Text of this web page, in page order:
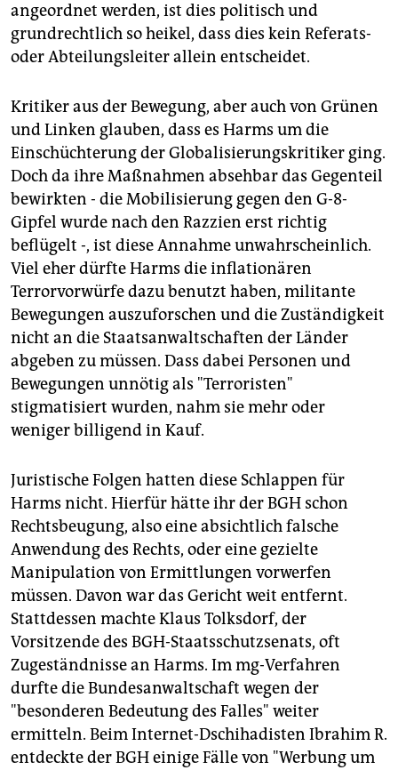
angeordnet werden, ist dies politisch und
grundrechtlich so heikel, dass dies kein Referats-
oder Abteilungsleiter allein entscheidet.
Kritiker aus der Bewegung, aber auch von Grünen
und Linken glauben, dass es Harms um die
Einschüchterung der Globalisierungskritiker ging.
Doch da ihre Maßnahmen absehbar das Gegenteil
bewirkten - die Mobilisierung gegen den G-8-
Gipfel wurde nach den Razzien erst richtig
beflügelt -, ist diese Annahme unwahrscheinlich.
Viel eher dürfte Harms die inflationären
Terrorvorwürfe dazu benutzt haben, militante
Bewegungen auszuforschen und die Zuständigkeit
nicht an die Staatsanwaltschaften der Länder
abgeben zu müssen. Dass dabei Personen und
Bewegungen unnötig als "Terroristen"
stigmatisiert wurden, nahm sie mehr oder
weniger billigend in Kauf.
Juristische Folgen hatten diese Schlappen für
Harms nicht. Hierfür hätte ihr der BGH schon
Rechtsbeugung, also eine absichtlich falsche
Anwendung des Rechts, oder eine gezielte
Manipulation von Ermittlungen vorwerfen
müssen. Davon war das Gericht weit entfernt.
Stattdessen machte Klaus Tolksdorf, der
Vorsitzende des BGH-Staatsschutzsenats, oft
Zugeständnisse an Harms. Im mg-Verfahren
durfte die Bundesanwaltschaft wegen der
"besonderen Bedeutung des Falles" weiter
ermitteln. Beim Internet-Dschihadisten Ibrahim R.
entdeckte der BGH einige Fälle von "Werbung um